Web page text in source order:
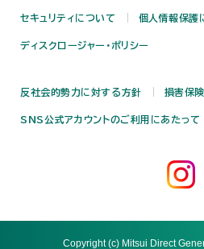
セキュリティについて 個人情報保護
ディスクロージャー・ポリシー
反社会的勢力に対する方針 損害保
SNS公式アカウントのご利用にあたって
Copyright (c) Mitsui Direct